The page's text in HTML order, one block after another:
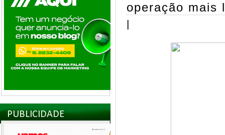
PUBLICIDADE
operação mais
|